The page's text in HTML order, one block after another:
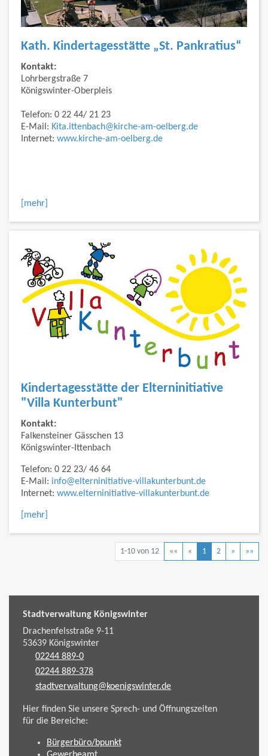
Kath. Kindertagesstätte „St. Pankratius“
Kontakt:
Lohrbergstraße 7
Königswinter-Oberpleis
Telefon: 0 22 44/ 21 23
E-Mail: Kita.ittenbach@kirche-am-oelberg.de
Internet: www.kirche-am-oelberg.de
[mehr]
Kindertagesstätte der Elterninitiative
"Villa Kunterbunt"
Kontakt:
Falkensteiner Gässchen 13
Königswinter-Ittenbach
Telefon: 0 22 23/ 46 64
E-Mail: info@elterninitiative-villakunterbunt.de
Internet: www.elterninitiative-villakunterbunt.de
[mehr]
1-10 von 12 «« « 1 2 » »»
Stadtverwaltung Königswinter
Drachenfelsstraße 9-11
53639Königswinter
02244 889-0
02244 889-378
stadtverwaltung@koenigswinter.de
Hier finden Sie unsere Sprech- und Öffnungszeiten
für die Bereiche:
Bürgerbüro/bpunkt